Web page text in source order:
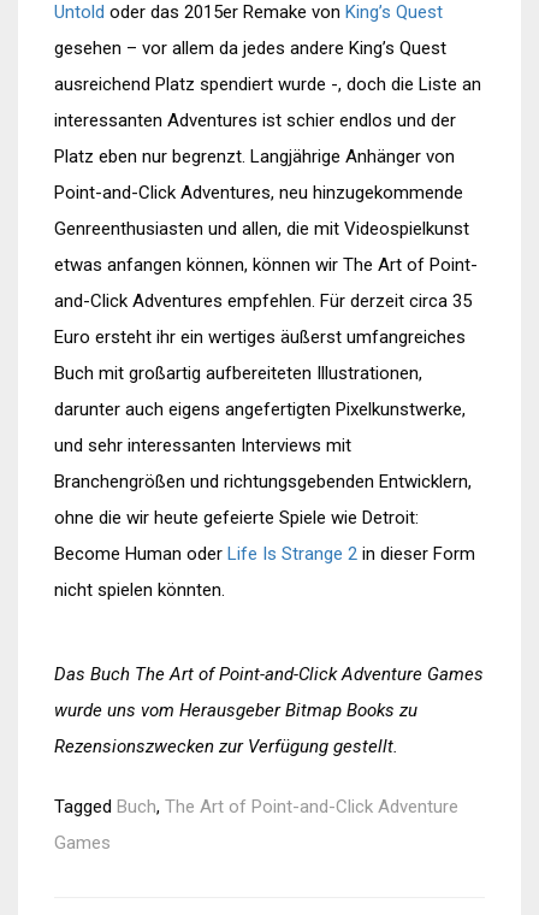
Untold oder das 2015er Remake von King’s Quest
gesehen – vor allem da jedes andere King’s Quest
ausreichend Platz spendiert wurde -, doch die Liste an
interessanten Adventures ist schier endlos und der
Platz eben nur begrenzt. Langjährige Anhänger von
Point-and-Click Adventures, neu hinzugekommende
Genreenthusiasten und allen, die mit Videospielkunst
etwas anfangen können, können wir The Art of Point-
and-Click Adventures empfehlen. Für derzeit circa 35
Euro ersteht ihr ein wertiges äußerst umfangreiches
Buch mit großartig aufbereiteten Illustrationen,
darunter auch eigens angefertigten Pixelkunstwerke,
und sehr interessanten Interviews mit
Branchengrößen und richtungsgebenden Entwicklern,
ohne die wir heute gefeierte Spiele wie Detroit:
Become Human oder Life Is Strange 2 in dieser Form
nicht spielen könnten.
Das Buch The Art of Point-and-Click Adventure Games
wurde uns vom Herausgeber Bitmap Books zu
Rezensionszwecken zur Verfügung gestellt.
Tagged Buch, The Art of Point-and-Click Adventure
Games